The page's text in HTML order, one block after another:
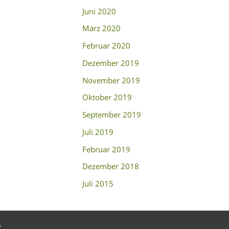
Juni 2020
März 2020
Februar 2020
Dezember 2019
November 2019
Oktober 2019
September 2019
Juli 2019
Februar 2019
Dezember 2018
Juli 2015